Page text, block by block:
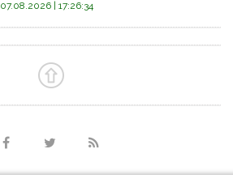
07.08.2026 | 17:26:34